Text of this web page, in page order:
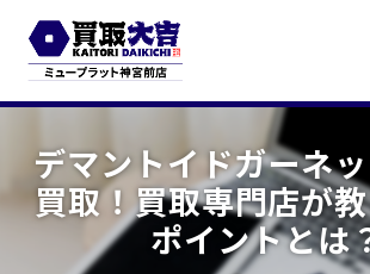
デマントイドガーネ
買取！買取専門店が
ポイントとは